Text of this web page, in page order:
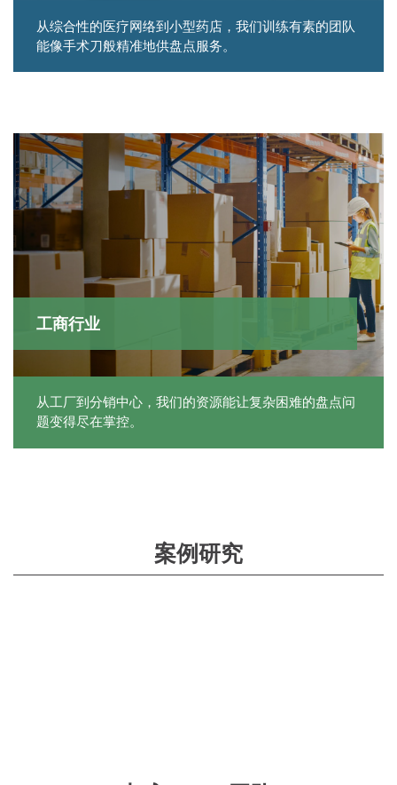
从综合性的医疗网络到小型药店，我们训练有素的团队
能像手术刀般精准地供盘点服务。
工商行业
从工厂到分销中心，我们的资源能让复杂困难的盘点问
题变得尽在掌控。
案例研究